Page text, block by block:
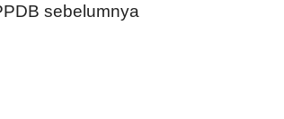
sebelumnya